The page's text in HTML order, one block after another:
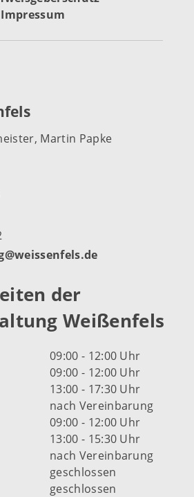
Impressum
Martin Papke
der
Weißenfels
09:00 - 12:00 Uhr
09:00 - 12:00 Uhr
13:00 - 17:30 Uhr
nach Vereinbarung
09:00 - 12:00 Uhr
13:00 - 15:30 Uhr
nach Vereinbarung
geschlossen
geschlossen